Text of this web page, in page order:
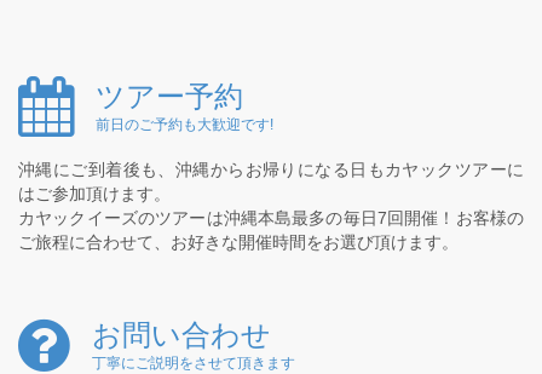
ツアー予約
前日のご予約も大歓迎です!
沖縄にご到着後も、沖縄からお帰りになる日もカヤックツアーに
はご参加頂けます。
カヤックイーズのツアーは沖縄本島最多の毎日7回開催！お客様の
ご旅程に合わせて、お好きな開催時間をお選び頂けます。
お問い合わせ
丁寧にご説明をさせて頂きます